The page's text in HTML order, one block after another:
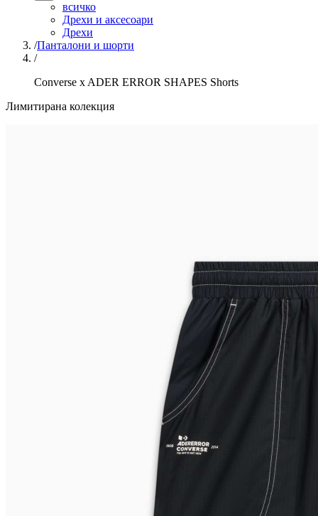
всичко
Дрехи и аксесоари
Дрехи
/Панталони и шорти
/
Converse x ADER ERROR SHAPES Shorts
Лимитирана колекция